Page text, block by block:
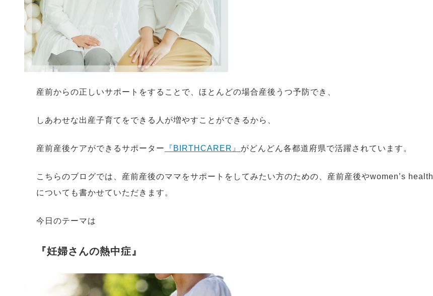
産前からの正しいサポートをすることで、ほとんどの場合産後うつ予防でき、
しあわせな出産子育てをできる人が増やすことができるから、
産前産後ケアができるサポーター 『BIRTHCARER』 がどんどん各都道府県で活躍されています。
こちらのブログでは、産前産後のママをサポートをしてみたい方のための、産前産後やwomen’s health
についても書かせていただきます。
今日のテーマは
『妊婦さんの熱中症』